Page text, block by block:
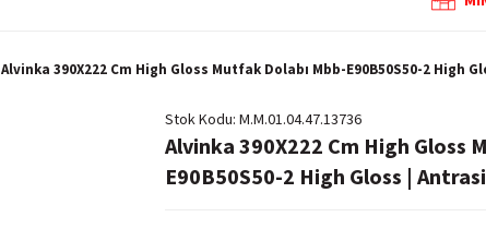
Alvinka 390X222 Cm High Gloss Mutfak Dolabı Mbb-E90B50S50-2 High
Stok Kodu M.M.01.04.47.13736
Alvinka 390X222 Cm High Gloss
E90B50S50-2 High Gloss |